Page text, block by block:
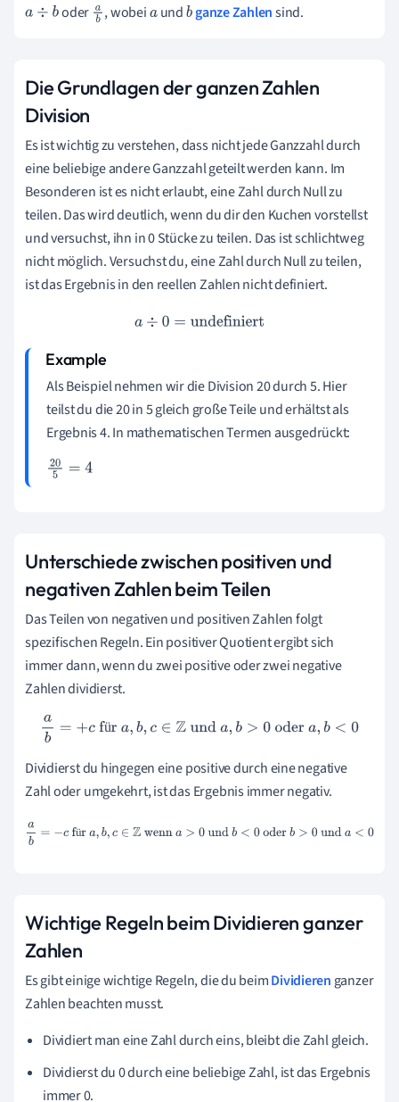
a÷b oder a , wobeiaundbganze Zahlensind.
Die Grundlagen der ganzen Zahlen
Division
Es ist wichtig zu verstehen, dass nicht jede Ganzzahl durch
eine beliebige andere Ganzzahl geteilt werden kann. Im
Besonderen ist es nicht erlaubt, eine Zahl durch Null zu
teilen. Das wird deutlich, wenn du dir den Kuchen vorstellst
und versuchst, ihn in 0 Stücke zu teilen. Das ist schlichtweg
nicht möglich. Versuchst du, eine Zahl durch Null zu teilen,
ist das Ergebnis in den reellen Zahlen nicht definiert.
a ÷0 =undefiniert
Als Beispiel nehmen wir die Division 20 durch 5. Hier
teilst du die 20 in 5 gleich große Teile und erhältst als
Ergebnis 4. In mathematischen Termen ausgedrückt:
205 =4
Unterschiede zwischen positiven und
negativen Zahlen beim Teilen
Das Teilen von negativen und positiven Zahlen folgt
spezifischen Regeln. Ein positiver Quotient ergibt sich
immer dann, wenn du zwei positive oder zwei negative
Zahlen dividierst.
ü
ab=+c füra,b ,c∈Z und a,b> 0odera,b<0
Dividierst du hingegen eine positive durch eine negative
Zahl oder umgekehrt, ist das Ergebnis immer negativ.
ü
ab=−cfüra,b, c∈Zwenn a> 0undb <0oder b >0 unda< 0
Wichtige Regeln beim Dividieren ganzer
Zahlen
Es gibt einige wichtige Regeln, die du beimDividieren ganzer
Zahlen beachten musst.
Dividiert man eine Zahl durch eins, bleibt die Zahl gleich.
Dividierst du 0 durch eine beliebige Zahl, ist das Ergebnis
immer 0.